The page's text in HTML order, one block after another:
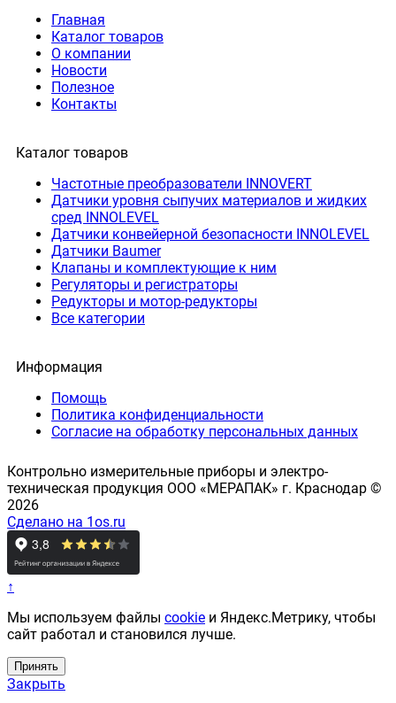
Главная
Каталог товаров
О компании
Новости
Полезное
Контакты
Каталог товаров
Частотные преобразователи INNOVERT
Датчики уровня сыпучих материалов и жидких
сред INNOLEVEL
Датчики конвейерной безопасности INNOLEVEL
Датчики Baumer
Клапаны и комплектующие к ним
Регуляторы и регистраторы
Редукторы и мотор-редукторы
Все категории
Информация
Помощь
Политика конфиденциальности
Согласие на обработку персональных данных
Контрольно измерительные приборы и электро-
техническая продукция ООО «МЕРАПАК» г. Краснодар ©
2026
Сделано на 1os.ru
↑
Мы используем файлы cookie и Яндекс.Метрику, чтобы
сайт работал и становился лучше.
Принять
Закрыть